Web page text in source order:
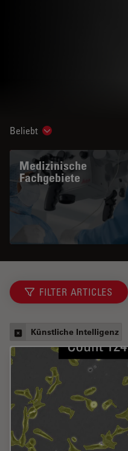
Beliebt Show subnavigation
Medizinische
Fachgebiete
FILTER ARTICLES
Künstliche Intelligenz